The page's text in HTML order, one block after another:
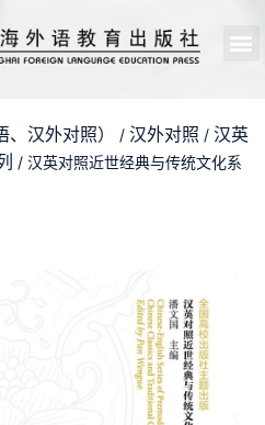
汉外对照） / 汉外对照 / 汉英
/ 汉英对照近世经典与传统文化系